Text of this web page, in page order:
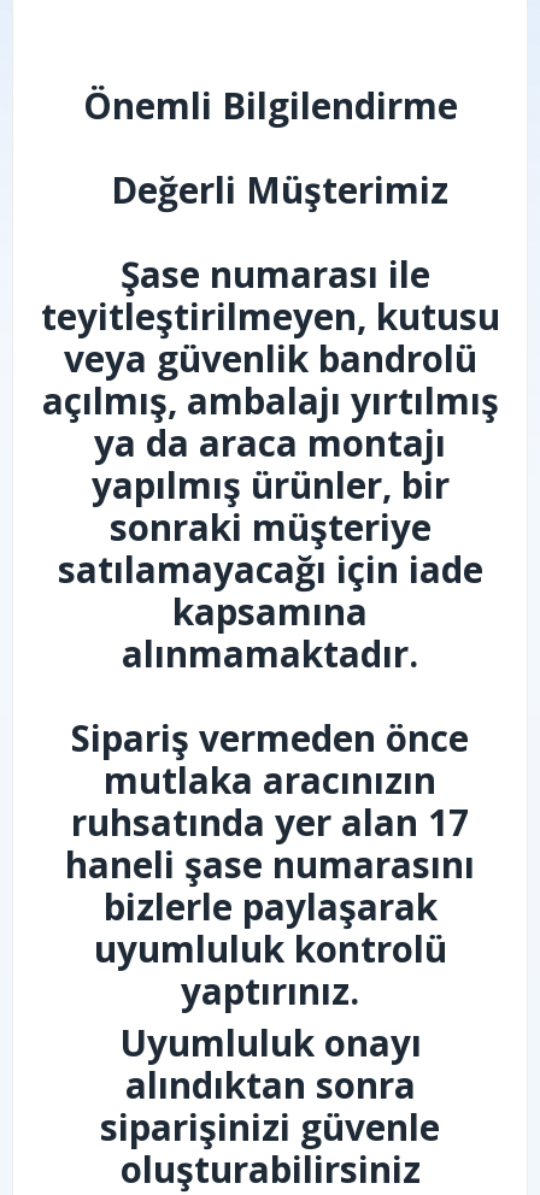
Önemli Bilgilendirme
Değerli Müşterimiz
Şase numarası ile
teyitleştirilmeyen, kutusu
veya güvenlik bandrolü
açılmış, ambalajı yırtılmış
ya da araca montajı
yapılmış ürünler, bir
sonraki müşteriye
satılamayacağı için iade
kapsamına
alınmamaktadır.
Sipariş vermeden önce
mutlaka aracınızın
ruhsatında yer alan 17
haneli şase numarasını
bizlerle paylaşarak
uyumluluk kontrolü
yaptırınız.
Uyumluluk onayı
alındıktan sonra
siparişinizi güvenle
oluşturabilirsiniz